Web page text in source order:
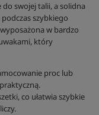
swojej talii, a solidna
szybkiego
w bardzo
który
proc lub
co ułatwia szybkie